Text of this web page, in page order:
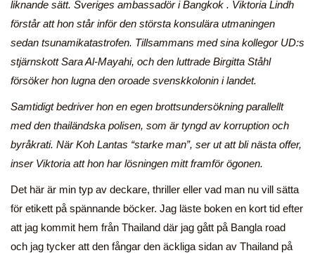
liknande sätt. Sveriges ambassadör i Bangkok . Viktoria Lindh
förstår att hon står inför den största konsulära utmaningen
sedan tsunamikatastrofen. Tillsammans med sina kollegor UD:s
stjärnskott Sara Al-Mayahi, och den luttrade Birgitta Ståhl
försöker hon lugna den oroade svenskkolonin i landet.
Samtidigt bedriver hon en egen brottsundersökning parallellt
med den thailändska polisen, som är tyngd av korruption och
byråkrati. När Koh Lantas “starke man”, ser ut att bli nästa offer,
inser Viktoria att hon har lösningen mitt framför ögonen.
Det här är min typ av deckare, thriller eller vad man nu vill sätta
för etikett på spännande böcker. Jag läste boken en kort tid efter
att jag kommit hem från Thailand där jag gått på Bangla road
och jag tycker att den fångar den äckliga sidan av Thailand på